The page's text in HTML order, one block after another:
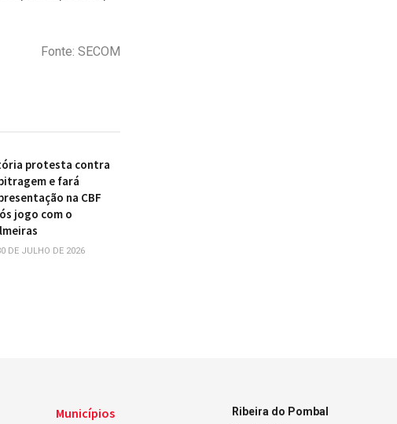
Fonte: SECOM
protesta contra
e fará
na CBF
jogo com o
DE JULHO DE 2026
Municípios
Ribeira do Pombal